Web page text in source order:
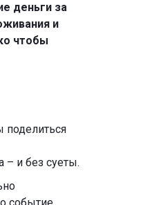
деньги за
и
чтобы
поделиться
– и без суеты.